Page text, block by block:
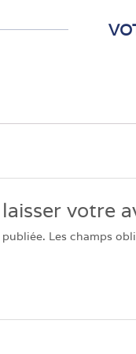
votre
publiée. Les champs